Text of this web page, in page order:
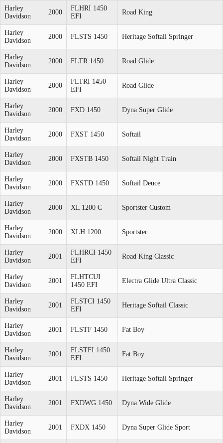
Harley
Davidson
2000
FLHRI 1450
EFI
Road King
Harley
Davidson
2000 FLSTS 1450 Heritage Softail Springer
Harley
Davidson
2000 FLTR 1450 Road Glide
Harley
Davidson
2000
FLTRI 1450
EFI
Road Glide
Harley
Davidson
2000 FXD 1450 Dyna Super Glide
Harley
Davidson
2000 FXST 1450 Softail
Harley
Davidson
2000 FXSTB 1450 Softail Night Train
Harley
Davidson
2000 FXSTD 1450 Softail Deuce
Harley
Davidson
2000 XL 1200 C Sportster Custom
Harley
Davidson
2000 XLH 1200 Sportster
Harley
Davidson
2001
FLHRCI 1450
EFI
Road King Classic
Harley
Davidson
2001
FLHTCUI
1450 EFI
Electra Glide Ultra Classic
Harley
Davidson
2001
FLSTCI 1450
EFI
Heritage Softail Classic
Harley
Davidson
2001 FLSTF 1450 Fat Boy
Harley
Davidson
2001
FLSTFI 1450
EFI
Fat Boy
Harley
Davidson
2001 FLSTS 1450 Heritage Softail Springer
Harley
Davidson
2001 FXDWG 1450 Dyna Wide Glide
Harley
Davidson
2001 FXDX 1450 Dyna Super Glide Sport